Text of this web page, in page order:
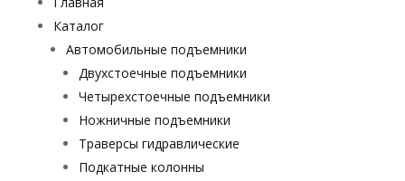
Каталог
Автомобильные подъемники
Двухстоечные подъемники
Четырехстоечные подъемники
Ножничные подъемники
Траверсы гидравлические
Подкатные колонны